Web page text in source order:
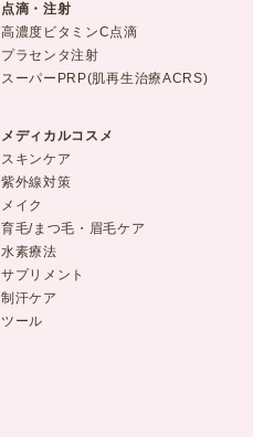
点滴・注射
高濃度ビタミンC点滴
プラセンタ注射
スーパーPRP(肌再生治療ACRS)
メディカルコスメ
スキンケア
紫外線対策
メイク
育毛/まつ毛・眉毛ケア
水素療法
サプリメント
制汗ケア
ツール